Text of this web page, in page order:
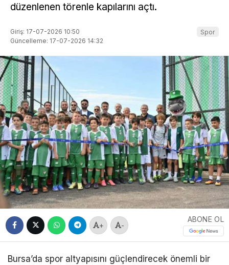
düzenlenen törenle kapılarını açtı.
Giriş: 17-07-2026 10:50
Güncelleme: 17-07-2026 14:32
Spor
+ -
ABONE OL
Bursa’da spor altyapısını güçlendirecek önemli bir